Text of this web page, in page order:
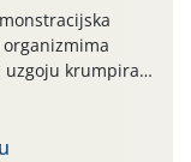
uzgoju krumpira"
Belica (ARKOD
županije).